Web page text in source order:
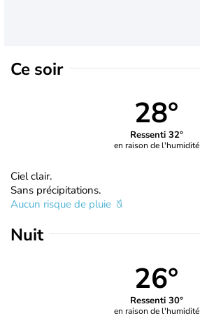
Ce soir
28°
Ressenti 32°
en raison de l'humidité
Ciel clair.
Sans précipitations.
Aucun risque de pluie
Nuit
26°
Ressenti 30°
en raison de l'humidité